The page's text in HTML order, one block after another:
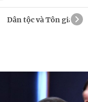
Dân tộc và Tôn giáo